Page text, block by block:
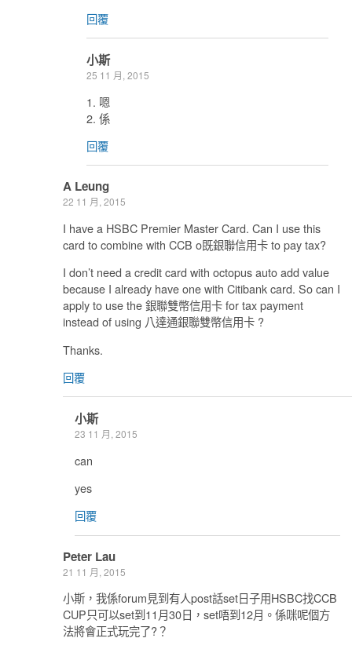
回覆
小斯
25 11 月, 2015
1. 嗯
2. 係
回覆
A Leung
22 11 月, 2015
I have a HSBC Premier Master Card. Can I use this
card to combine with CCB o既銀聯信用卡 to pay tax?
I don’t need a credit card with octopus auto add value
because I already have one with Citibank card. So can I
apply to use the 銀聯雙幣信用卡 for tax payment
instead of using 八達通銀聯雙幣信用卡 ?
Thanks.
回覆
小斯
23 11 月, 2015
can
yes
回覆
Peter Lau
21 11 月, 2015
小斯，我係forum見到有人post話set日子用HSBC找CCB
CUP只可以set到11月30日，set唔到12月。係咪呢個方
法將會正式玩完了?？